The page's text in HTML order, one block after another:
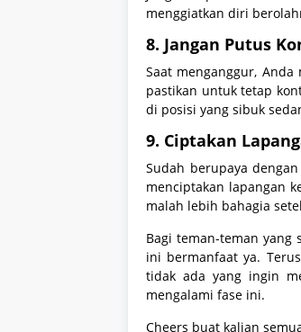
menggiatkan diri
8. Jangan Putus
Saat menganggur,
pastikan untuk tetap
di posisi yang sibuk
9. Ciptakan
Sudah berupaya
menciptakan lapangan
malah lebih bahagia
Bagi teman-teman yang
ini bermanfaat ya.
tidak ada yang ingin
mengalami fase ini.
Cheers buat kalian